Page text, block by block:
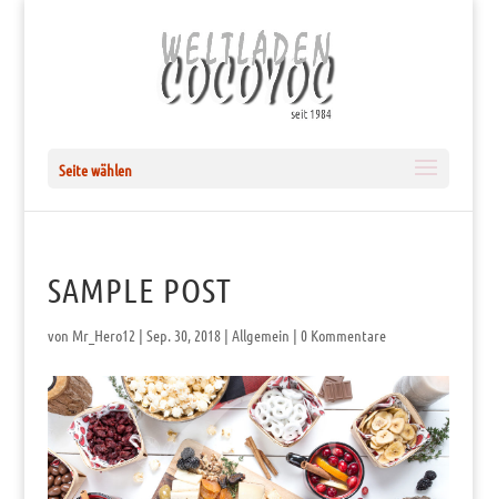
Seite wählen
SAMPLE POST
von Mr_Hero12 | Sep. 30, 2018| Allgemein | 0 Kommentare